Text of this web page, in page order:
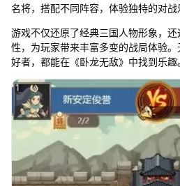
名将，搭配不同阵容，体验独特的对战
游戏不仅还原了经典三国人物形象，
性，为玩家带来丰富多变的战局体验
好者，都能在《卧龙无敌》中找到乐趣